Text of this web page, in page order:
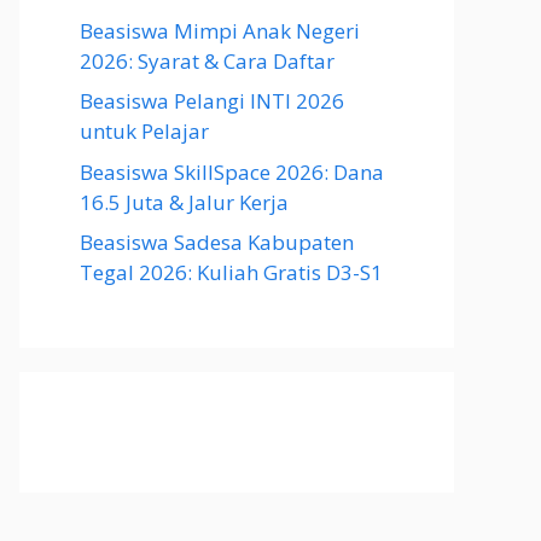
Beasiswa Mimpi Anak Negeri
2026: Syarat & Cara Daftar
Beasiswa Pelangi INTI 2026
untuk Pelajar
Beasiswa SkillSpace 2026: Dana
16.5 Juta & Jalur Kerja
Beasiswa Sadesa Kabupaten
Tegal 2026: Kuliah Gratis D3-S1